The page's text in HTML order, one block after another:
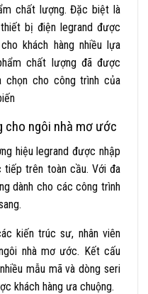
chất lượng. Đặc biệt là
bị điện legrand được
khách hàng nhiều lựa
chất lượng đã được
chọn cho công trình của
cho ngôi nhà mơ ước
hiệulegrand được nhập
tiếp trên toàn cầu. Với đa
dành cho các công trình
kiến trúc sư, nhân viên
nhà mơ ước. Kết cấu
mẫu mã và dòng seri
khách hàng ưa chuộng.